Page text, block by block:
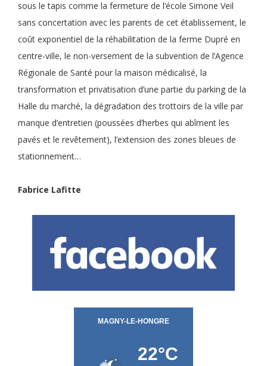
sous le tapis comme la fermeture de l’école Simone Veil
sans concertation avec les parents de cet établissement, le
coût exponentiel de la réhabilitation de la ferme Dupré en
centre-ville, le non-versement de la subvention de l’Agence
Régionale de Santé pour la maison médicalisé, la
transformation et privatisation d’une partie du parking de la
Halle du marché, la dégradation des trottoirs de la ville par
manque d’entretien (poussées d’herbes qui abîment les
pavés et le revêtement), l’extension des zones bleues de
stationnement…
Fabrice Lafitte